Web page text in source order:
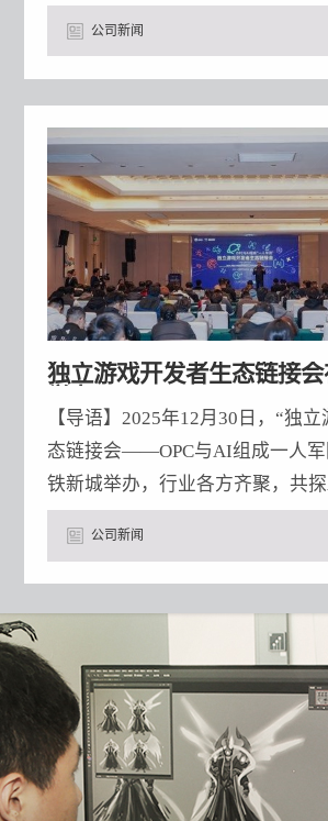
Bounty Hunters后表现出色，paiN
阵容，预计很快官宣，1月12日至
容亮相BLAST赏金赛线上赛。 据
paiN战队已签下Bounty Hunters的
公司新闻
独立游戏开发者生态链接
【导语】2025年12月30日，“独
态链接会——OPC与AI组成一人军
铁新城举办，行业各方齐聚，共
开发新范式。会上启动共建项目
与圆桌对话，还展示高潜力游戏原
成AI与独立游戏深度融合新起点
30日，由Unity主办的“独立游戏
会——OPC与AI组成一人军团”在
圆满举行。来自中国软件行业协
公司新闻